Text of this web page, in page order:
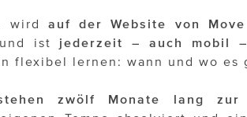
wird auf der Website von
ist jederzeit – auch mobil
flexibel lernen: wann und wo es
zwölf Monate lang zur